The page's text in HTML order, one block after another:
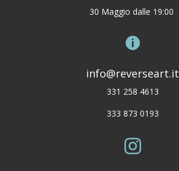
30 Maggio dalle 19:00

info@reverseart.it
331 258 4613
333 873 0193
